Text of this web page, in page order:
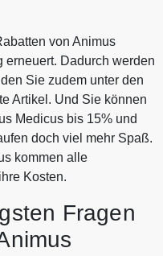
von Animus
erneuert. Dadurch werden
Sie zudem unter den
Artikel. Und Sie können
Medicus bis 15% und
doch viel mehr Spaß.
kommen alle
Kosten.
Fragen